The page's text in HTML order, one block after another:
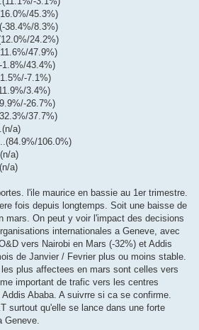
45.3%)
38.4%/8.3%)
24.2%)
47.9%)
43.4%)
7.1%)
3.4%)
26.7%)
37.7%)
a)
106.0%)
a)
a)
l'ile maurice en bassie au 1er trimestre.
fois depuis longtemps. Soit une baisse de
mars. On peut y voir l'impact des decisions
internationales a Geneve, avec
vers Nairobi en Mars (-32%) et Addis
de Janvier / Fevrier plus ou moins stable.
plus affectees en mars sont celles vers
important de trafic vers les centres
Ababa. A suivrre si ca se confirme.
surtout qu'elle se lance dans une forte
Geneve.